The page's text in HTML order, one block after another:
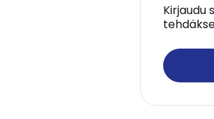
Kirjaudu